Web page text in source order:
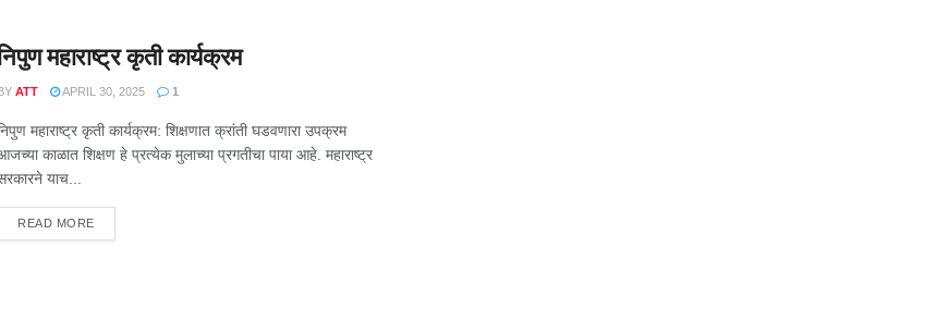
महाराष्ट्र कृती कार्यक्रम
BY ATT APRIL 30, 2025 1
महाराष्ट्र कृती कार्यक्रम: शिक्षणात क्रांती घडवणारा उपक्रम
काळात शिक्षण हे प्रत्येक मुलाच्या प्रगतीचा पाया आहे. महाराष्ट्र
याच...
READ MOREDETAILS